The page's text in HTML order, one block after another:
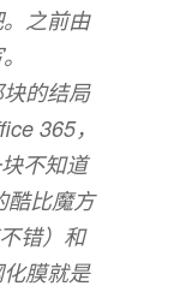
之前由
的结局
365，
不知道
酷比魔方
错）和
膜就是